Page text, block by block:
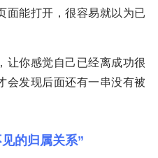
面能打开，很容易就以为已
让你感觉自己已经离成功很
会发现后面还有一串没有被
的归属关系”